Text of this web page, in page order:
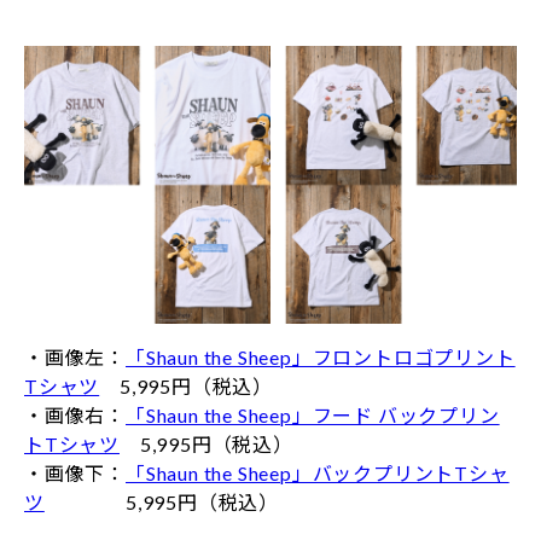
・画像左：
「Shaun the Sheep」フロントロゴプリント
Tシャツ
5,995円（税込）
・画像右：
「Shaun the Sheep」フード バックプリン
トTシャツ
5,995円（税込）
・画像下：
「Shaun the Sheep」バックプリントTシャ
ツ 5,995円（税込）